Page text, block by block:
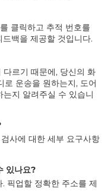
클릭하고 추적 번호를
백을 제공할 것입니다.
르기 때문에, 당신의 화
로 운송을 원하는지, 도어
지 알려주실 수 있습니
사에 대한 세부 요구사항
있나요?
픽업할 정확한 주소를 제